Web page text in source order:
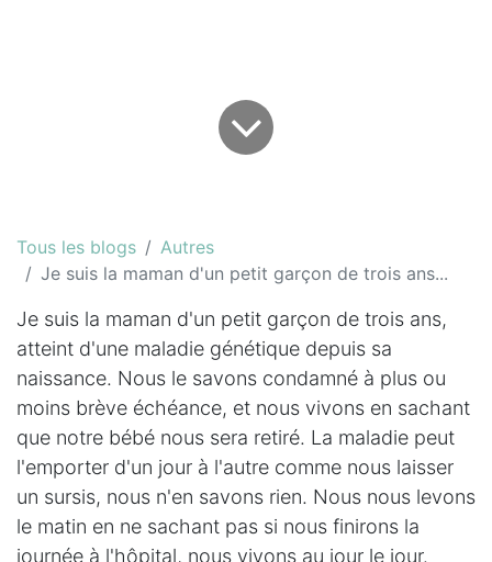
Tous les blogs
Autres
Je suis la maman d'un petit garçon de trois ans...
Je suis la maman d'un petit garçon de trois ans,
atteint d'une maladie génétique depuis sa
naissance. Nous le savons condamné à plus ou
moins brève échéance, et nous vivons en sachant
que notre bébé nous sera retiré. La maladie peut
l'emporter d'un jour à l'autre comme nous laisser
un sursis, nous n'en savons rien. Nous nous levons
le matin en ne sachant pas si nous finirons la
journée à l'hôpital, nous vivons au jour le jour.